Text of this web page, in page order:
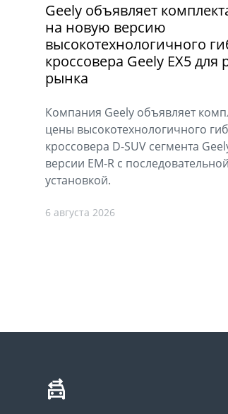
Geely объявляет
на новую версию
высокотехнологичного
кроссовера Geely EX5 для
рынка
Компания Geely объявляет
цены высокотехнологичного
кроссовера D-SUV сегмента
версии EM-R с
установкой.
6 августа 2026